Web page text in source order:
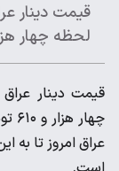
لحظه چهار هزار و ۶۱۰ تومان (یکصد
عراق امروز تا